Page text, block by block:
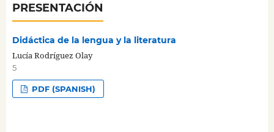
PRESENTACIÓN
Didáctica de la lengua y la literatura
Lucía Rodríguez Olay
5
PDF (SPANISH)